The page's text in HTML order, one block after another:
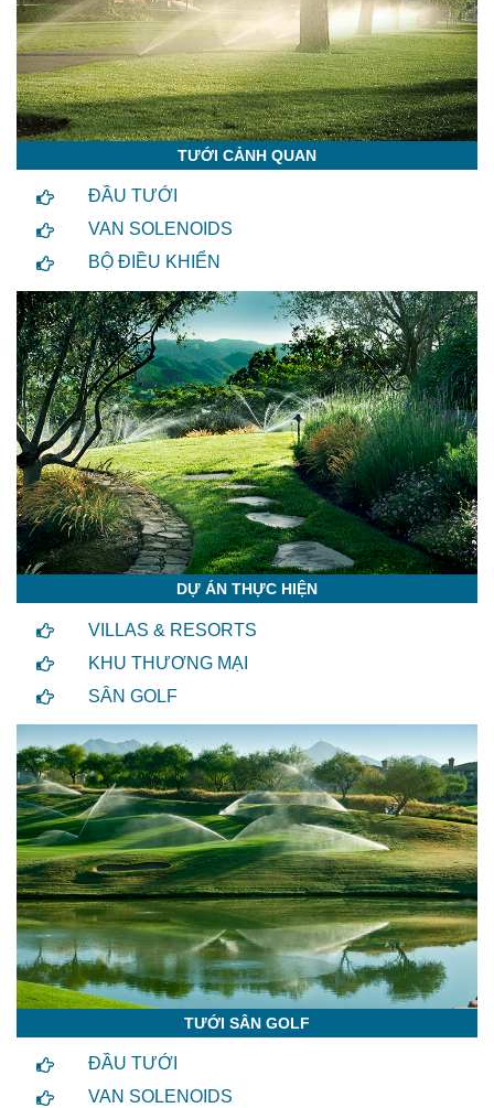
TƯỚI CẢNH QUAN
ĐẦU TƯỚI
VAN SOLENOIDS
BỘ ĐIỀU KHIỂN
DỰ ÁN THỰC HIỆN
VILLAS & RESORTS
KHU THƯƠNG MẠI
SÂN GOLF
TƯỚI SÂN GOLF
ĐẦU TƯỚI
VAN SOLENOIDS